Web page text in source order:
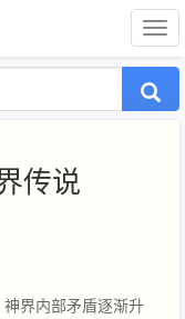
传说
界内部矛盾逐渐升